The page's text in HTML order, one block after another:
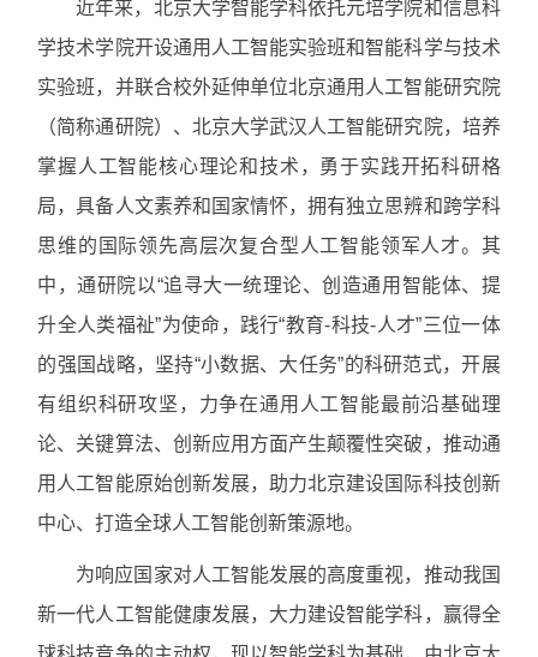
近年来，北京大学智能学科依托元培学院和信息科
学技术学院开设通用人工智能实验班和智能科学与技术
实验班，并联合校外延伸单位北京通用人工智能研究院
（简称通研院）、北京大学武汉人工智能研究院，培养
掌握人工智能核心理论和技术，勇于实践开拓科研格
局，具备人文素养和国家情怀，拥有独立思辨和跨学科
思维的国际领先高层次复合型人工智能领军人才。其
中，通研院以“追寻大一统理论、创造通用智能体、提
升全人类福祉”为使命，践行“教育-科技-人才”三位一体
的强国战略，坚持“小数据、大任务”的科研范式，开展
有组织科研攻坚，力争在通用人工智能最前沿基础理
论、关键算法、创新应用方面产生颠覆性突破，推动通
用人工智能原始创新发展，助力北京建设国际科技创新
中心、打造全球人工智能创新策源地。
为响应国家对人工智能发展的高度重视，推动我国
新一代人工智能健康发展，大力建设智能学科，赢得全